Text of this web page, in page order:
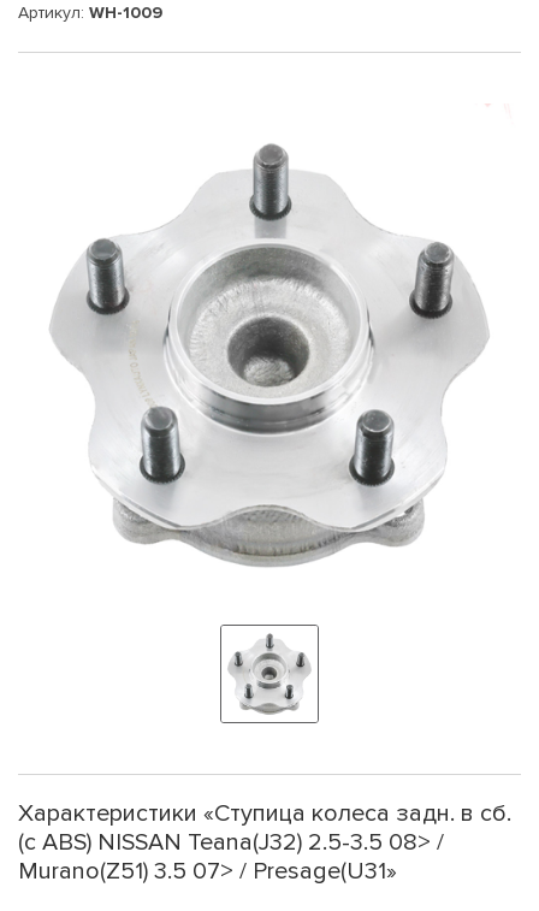
Артикул: WH-1009
Характеристики «Ступица колеса задн. в сб.
(с ABS) NISSAN Teana(J32) 2.5-3.5 08> /
Murano(Z51) 3.5 07> / Presage(U31»